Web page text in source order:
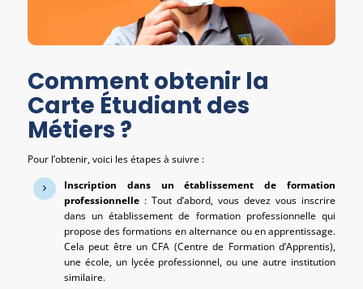
Comment obtenir la
Carte Étudiant des
Métiers ?
Pour l’obtenir, voici les étapes à suivre :
Inscription dans un établissement de formation
professionnelle: Tout d’abord, vous devez vous inscrire
dans un établissement de formation professionnelle qui
propose des formations en alternance ou en apprentissage.
Cela peut être un CFA (Centre de Formation d’Apprentis),
une école, un lycée professionnel, ou une autre institution
similaire.